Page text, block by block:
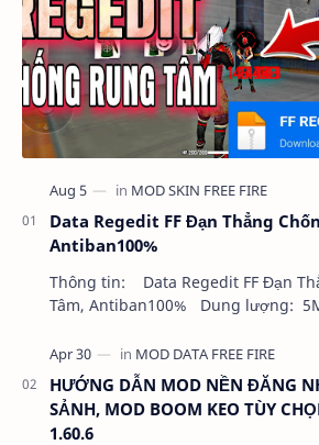
Data Regedit FF Đạn Thẳng
Antiban100%
Thông tin: Data Regedit FF Đạn
Tâm, Antiban100% Dung lượng: 5MB Chức năng: -
HƯỚNG DẪN MOD NỀN ĐĂNG
SẢNH, MOD BOOM KEO TÙY
1.60.6